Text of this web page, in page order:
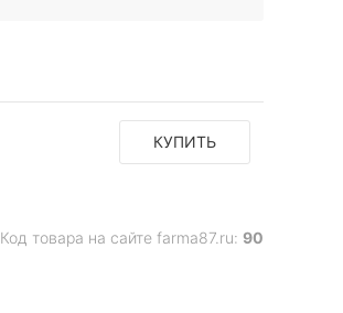
КУПИТЬ
Код товара на сайте farma87.ru: 90